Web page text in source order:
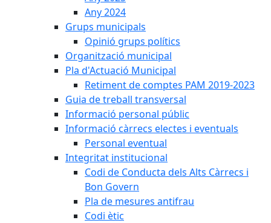
Any 2024
Grups municipals
Opinió grups polítics
Organització municipal
Pla d'Actuació Municipal
Retiment de comptes PAM 2019-2023
Guia de treball transversal
Informació personal públic
Informació càrrecs electes i eventuals
Personal eventual
Integritat institucional
Codi de Conducta dels Alts Càrrecs i
Bon Govern
Pla de mesures antifrau
Codi ètic